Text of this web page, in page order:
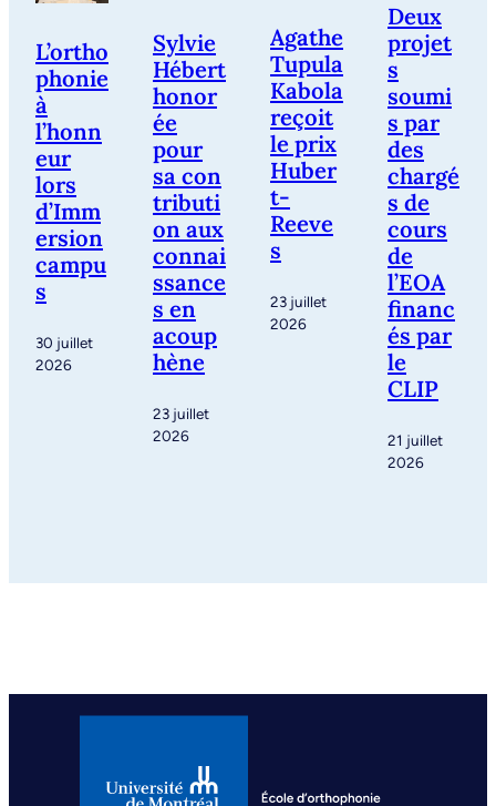
L’ortho
phonie
à
l’honn
eur
lors
d’Imm
ersion
campu
s
30 juillet
2026
Sylvie
Hébert
honor
ée
pour
sa con
tributi
on aux
connai
ssance
s en
acoup
hène
23 juillet
2026
Agathe
Tupula
Kabola
reçoit
le prix
Huber
t-
Reeve
s
23 juillet
2026
Deux
projet
s
soumi
s par
des
chargé
s de
cours
de
l’EOA
financ
és par
le
CLIP
21 juillet
2026